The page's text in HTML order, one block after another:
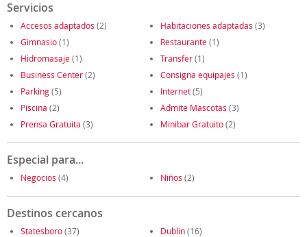
Servicios
Accesos adaptados (2) Habitaciones adaptadas (3)
Gimnasio(1) Restaurante(1)
Hidromasaje(1) Transfer(1)
Business Center(2) Consigna equipajes (1)
Parking(5) Internet(5)
Piscina (2) Admite Mascotas (3)
Prensa Gratuita (3) Minibar Gratuito(2)
Especial para...
Negocios (4) Niños (2)
Destinos cercanos
Statesboro(37) Dublin(16)